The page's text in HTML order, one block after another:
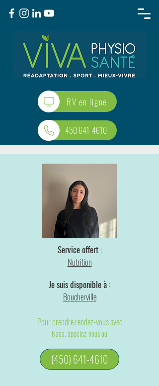
RV en ligne
450 641-4610
Service offert :
Nutrition
Je suis disponible à :
Boucherville
Pour prendre rendez-vous avec
Nada, appelez-nous au
(450) 641-4610